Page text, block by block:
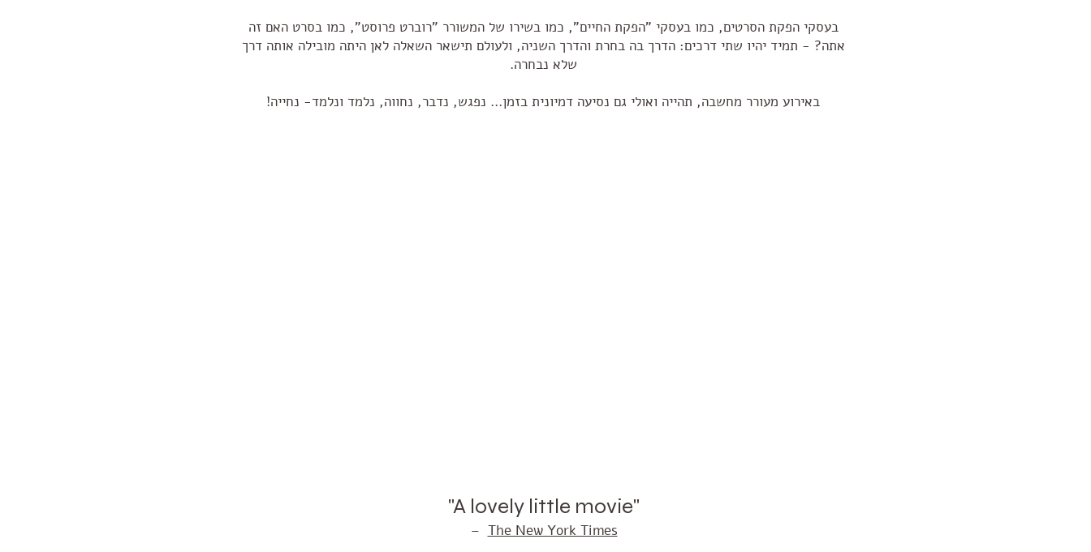
בעסקי הפקת הסרטים, כמו בעסקי "הפקת החיים", כמו בשירו של המשורר "רוברט פרוסט", כמו בסרט האם זה
אתה? - תמיד יהיו שתי דרכים: הדרך בה בחרת והדרך השניה, ולעולם תישאר השאלה לאן היתה מובילה אותה דרך
שלא נבחרה.
באירוע מעורר מחשבה, תהייה ואולי גם נסיעה דמיונית בזמן... נפגש, נדבר, נחווה, נלמד ונלמד- נחייה!
"A lovely little movie"
– The New York Times